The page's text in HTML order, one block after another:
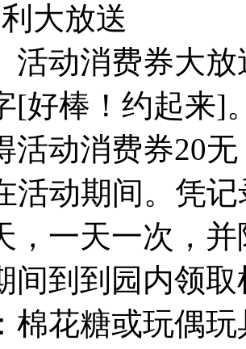
大放送
活动消费券大
[好棒！约起来]
活动消费券20
活动期间。凭
，一天一次，
间到到园内领
棉花糖或玩偶